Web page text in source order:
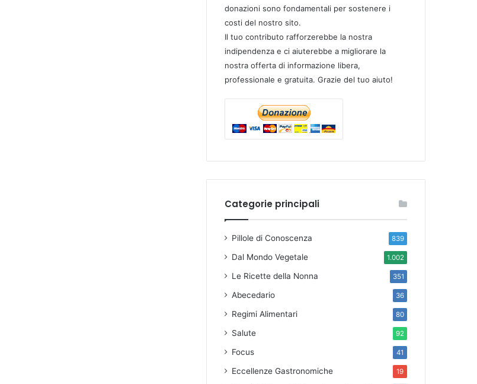
donazioni sono fondamentali per sostenere i
costi del nostro sito.
Il tuo contributo rafforzerebbe la nostra
indipendenza e ci aiuterebbe a migliorare la
nostra offerta di informazione libera,
professionale e gratuita. Grazie del tuo aiuto!
Categorie principali
Pillole di Conoscenza 839
Dal Mondo Vegetale 1.002
Le Ricette della Nonna 351
Abecedario 36
Regimi Alimentari 80
Salute 92
Focus 41
Eccellenze Gastronomiche 19